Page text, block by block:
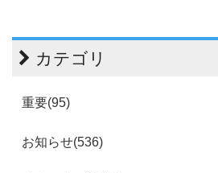
カテゴリ
重要(95)
お知らせ(536)